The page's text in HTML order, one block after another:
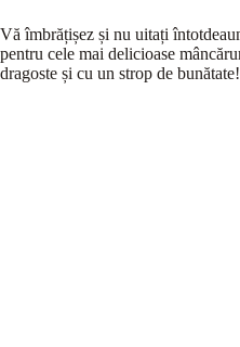
Vă îmbrățișez și nu uitați
pentru cele mai delicioase
dragoste și cu un strop de bunătate!